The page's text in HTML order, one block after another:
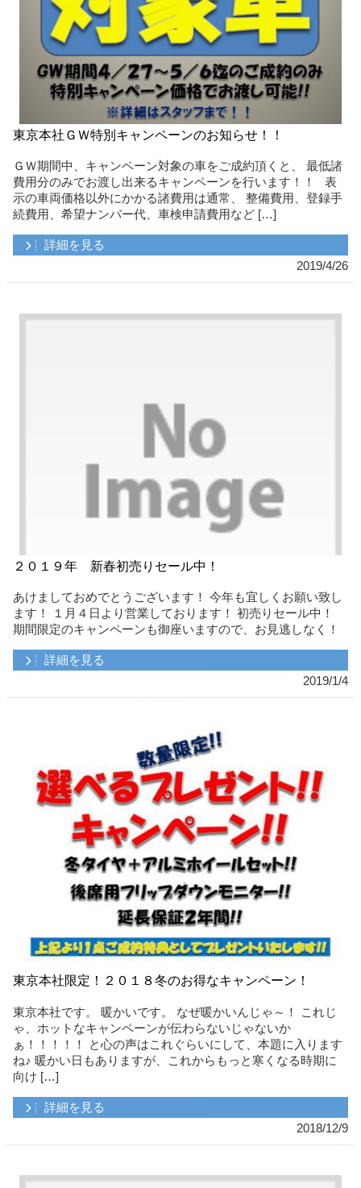
東京本社ＧＷ特別キャンペーンのお知らせ！！
ＧＷ期間中、キャンペーン対象の車をご成約頂くと、 最低諸
費用分のみでお渡し出来るキャンペーンを行います！！ 表
示の車両価格以外にかかる諸費用は通常、 整備費用、登録手
続費用、希望ナンバー代、車検申請費用など […]
詳細を見る
2019/4/26
２０１９年 新春初売りセール中！
あけましておめでとうございます！ 今年も宜しくお願い致し
ます！ １月４日より営業しております！ 初売りセール中！
期間限定のキャンペーンも御座いますので、お見逃しなく！
詳細を見る
2019/1/4
東京本社限定！２０１８冬のお得なキャンペーン！
東京本社です。 暖かいです。 なぜ暖かいんじゃ～！ これじ
ゃ、ホットなキャンペーンが伝わらないじゃないか
ぁ！！！！！ と心の声はこれぐらいにして、本題に入ります
ね♪ 暖かい日もありますが、これからもっと寒くなる時期に
向け […]
詳細を見る
2018/12/9